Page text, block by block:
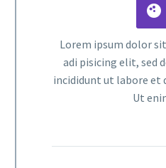


Lorem ipsum dolor
adi pisicing elit, sed
incididunt ut labore et
Ut